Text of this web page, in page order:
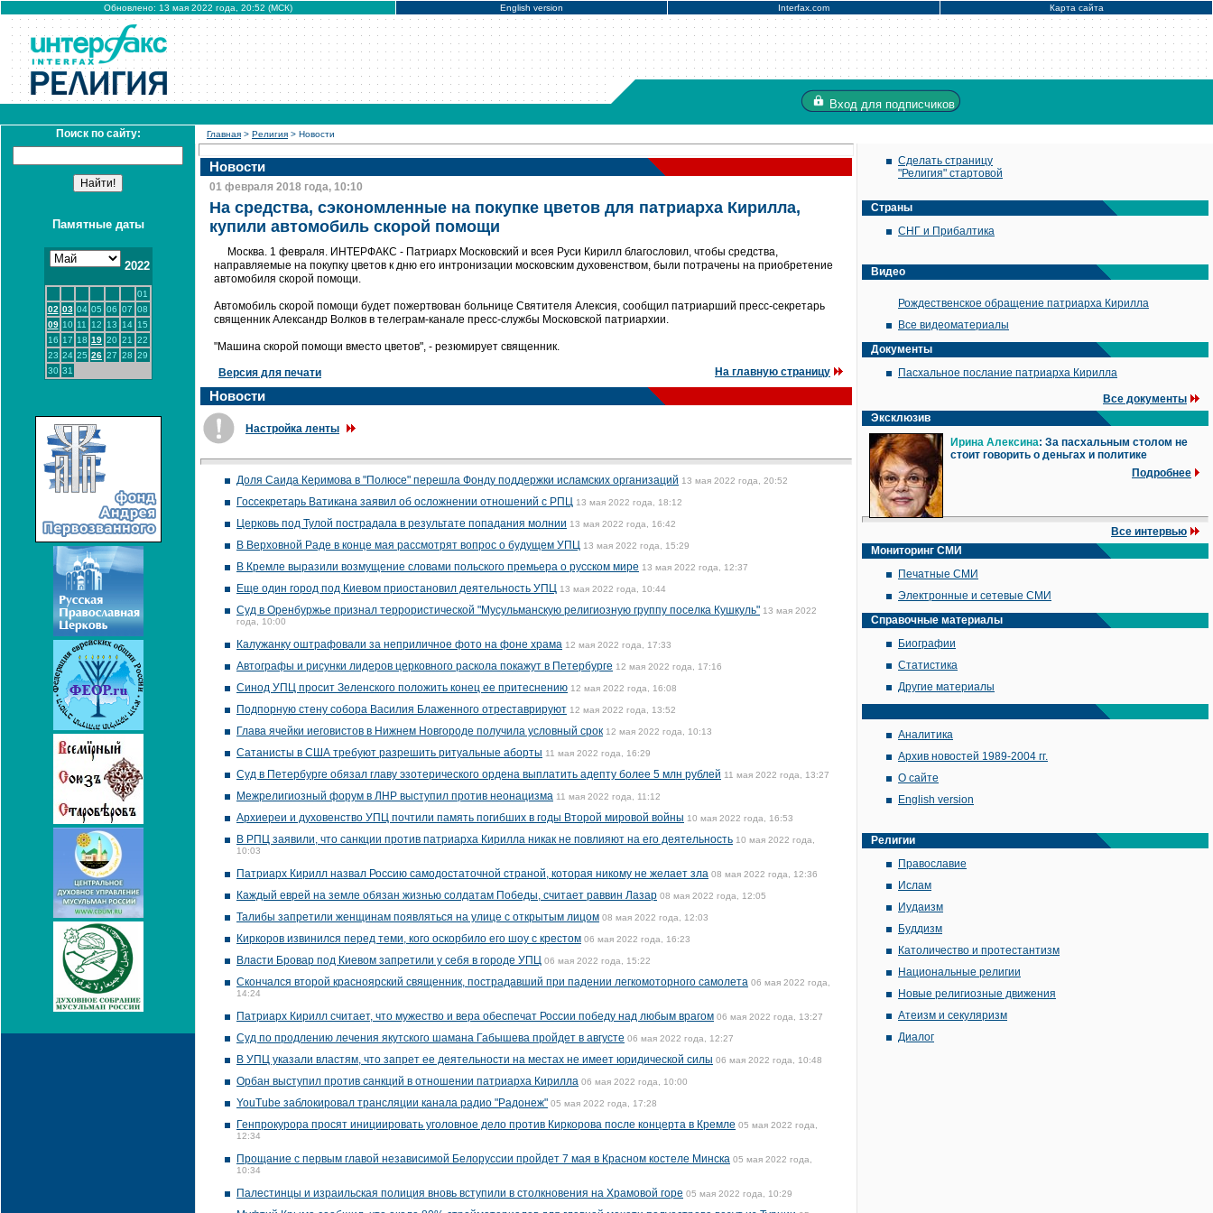
Обновлено: 13 мая 2022 года, 20:52 (МСК) English version Interfax.com Карта сайта
Вход для подписчиков
Поиск по сайту:
Памятные даты
2022
01
02 03 04 05 06 07 08
09 10 11 12 13 14 15
16 17 18 19 20 21
22
23 24 25 26 27 28 29
30 31
Главная > Религия > Новости
Новости
01 февраля 2018 года, 10:10
На средства, сэкономленные на покупке цветов для патриарха Кирилла,
купили автомобиль скорой помощи
Москва. 1 февраля. ИНТЕРФАКС - Патриарх Московский и всея Руси Кирилл благословил, чтобы средства,
направляемые на покупку цветов к дню его интронизации московским духовенством, были потрачены на приобретение
автомобиля скорой помощи.
Автомобиль скорой помощи будет пожертвован больнице Святителя Алексия, сообщил патриарший пресс-секретарь
священник Александр Волков в телеграм-канале пресс-службы Московской патриархии.
"Машина скорой помощи вместо цветов", - резюмирует священник.
Версия для печати На главную страницу
Новости
Настройка ленты
Доля Саида Керимова в "Полюсе" перешла Фонду поддержки исламских организаций 13 мая 2022 года, 20:52
Госсекретарь Ватикана заявил об осложнении отношений с РПЦ 13 мая 2022 года, 18:12
Церковь под Тулой пострадала в результате попадания молнии 13 мая 2022 года, 16:42
В Верховной Раде в конце мая рассмотрят вопрос о будущем УПЦ 13 мая 2022 года, 15:29
В Кремле выразили возмущение словами польского премьера о русском мире 13 мая 2022 года, 12:37
Еще один город под Киевом приостановил деятельность УПЦ 13 мая 2022 года, 10:44
Суд в Оренбуржье признал террористической "Мусульманскую религиозную группу поселка Кушкуль" 13 мая 2022
года, 10:00
Калужанку оштрафовали за неприличное фото на фоне храма 12 мая 2022 года, 17:33
Автографы и рисунки лидеров церковного раскола покажут в Петербурге 12 мая 2022 года, 17:16
Синод УПЦ просит Зеленского положить конец ее притеснению 12 мая 2022 года, 16:08
Подпорную стену собора Василия Блаженного отреставрируют 12 мая 2022 года, 13:52
Глава ячейки иеговистов в Нижнем Новгороде получила условный срок 12 мая 2022 года, 10:13
Сатанисты в США требуют разрешить ритуальные аборты 11 мая 2022 года, 16:29
Суд в Петербурге обязал главу эзотерического ордена выплатить адепту более 5 млн рублей 11 мая 2022 года, 13:27
Межрелигиозный форум в ЛНР выступил против неонацизма 11 мая 2022 года, 11:12
Архиереи и духовенство УПЦ почтили память погибших в годы Второй мировой войны 10 мая 2022 года, 16:53
В РПЦ заявили, что санкции против патриарха Кирилла никак не повлияют на его деятельность 10 мая 2022 года,
10:03
Патриарх Кирилл назвал Россию самодостаточной страной, которая никому не желает зла 08 мая 2022 года, 12:36
Каждый еврей на земле обязан жизнью солдатам Победы, считает раввин Лазар 08 мая 2022 года, 12:05
Талибы запретили женщинам появляться на улице с открытым лицом 08 мая 2022 года, 12:03
Киркоров извинился перед теми, кого оскорбило его шоу с крестом 06 мая 2022 года, 16:23
Власти Бровар под Киевом запретили у себя в городе УПЦ 06 мая 2022 года, 15:22
Скончался второй красноярский священник, пострадавший при падении легкомоторного самолета 06 мая 2022 года,
14:24
Патриарх Кирилл считает, что мужество и вера обеспечат России победу над любым врагом 06 мая 2022 года, 13:27
Суд по продлению лечения якутского шамана Габышева пройдет в августе 06 мая 2022 года, 12:27
В УПЦ указали властям, что запрет ее деятельности на местах не имеет юридической силы 06 мая 2022 года, 10:48
Орбан выступил против санкций в отношении патриарха Кирилла 06 мая 2022 года, 10:00
YouTube заблокировал трансляции канала радио "Радонеж" 05 мая 2022 года, 17:28
Генпрокурора просят инициировать уголовное дело против Киркорова после концерта в Кремле 05 мая 2022 года,
12:34
Прощание с первым главой независимой Белоруссии пройдет 7 мая в Красном костеле Минска 05 мая 2022 года,
10:34
Палестинцы и израильская полиция вновь вступили в столкновения на Храмовой горе 05 мая 2022 года, 10:29
Сделать страницу
"Религия" стартовой
Страны
СНГ и Прибалтика
Видео
Рождественское обращение патриарха Кирилла
Все видеоматериалы
Документы
Пасхальное послание патриарха Кирилла
Все документы
Эксклюзив
Ирина Алексина: За пасхальным столом не
стоит говорить о деньгах и политике
Подробнее
Все интервью
Мониторинг СМИ
Печатные СМИ
Электронные и сетевые СМИ
Справочные материалы
Биографии
Статистика
Другие материалы
Аналитика
Архив новостей 1989-2004 гг.
О сайте
English version
Религии
Православие
Ислам
Иудаизм
Буддизм
Католичество и протестантизм
Национальные религии
Новые религиозные движения
Атеизм и секуляризм
Диалог